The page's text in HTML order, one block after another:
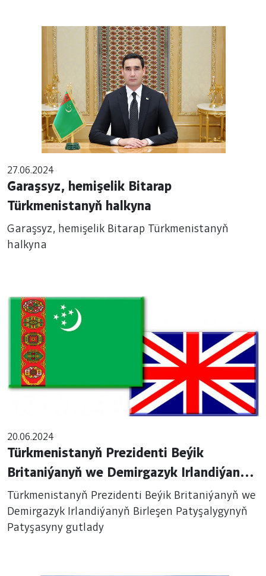
27.06.2024
Garaşsyz, hemişelik Bitarap
Türkmenistanyň halkyna
Garaşsyz, hemişelik Bitarap Türkmenistanyň
halkyna
20.06.2024
Türkmenistanyň Prezidenti Beýik
Britaniýanyň we Demirgazyk Irlandiýanyň
Birleşen Patyşalygynyň Patyşasyny
gutlady
Türkmenistanyň Prezidenti Beýik Britaniýanyň we
Demirgazyk Irlandiýanyň Birleşen Patyşalygynyň
Patyşasyny gutlady